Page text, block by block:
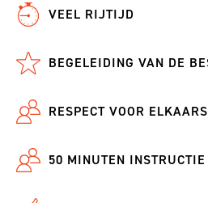
VEEL RIJTIJD
BEGELEIDING VAN DE
RESPECT VOOR
50 MINUTEN